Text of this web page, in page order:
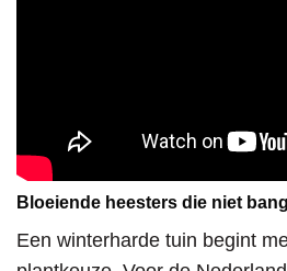
Bloeiende heesters die niet
Een winterharde tuin begint